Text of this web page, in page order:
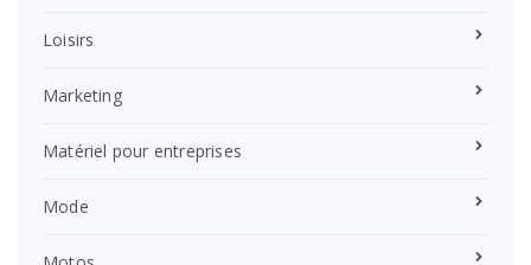
Loisirs
Marketing
Matériel pour entreprises
Mode